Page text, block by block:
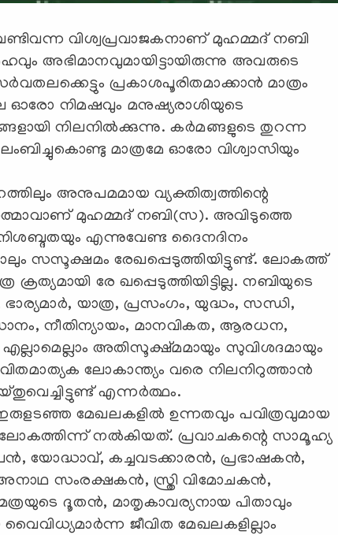
വിശ്വപ്രവാജകനാണ് മുഹമ്മദ് നബി
അഭിമാനവുമായിട്ടായിരുന്നു അവരുടെ
പ്രകാശപൂരിതമാക്കാന്‍ മാത്രം
ഓരോ നിമഷവും മനുഷ്യരാശിയുടെ
നിലനില്‍ക്കുന്നു. കര്‍മങ്ങളുടെ തുറന്ന
മാത്രമേ ഓരോ വിശ്വാസിയും
അനുപമമായ വ്യക്തിത്വത്തിന്റെ
മുഹമ്മദ് നബി(സ). അവിടുത്തെ
എന്നുവേണ്ട ദൈനദിനം
സസൂക്ഷമം രേഖപ്പെടുത്തിയിട്ടുണ്ട്. ലോകത്ത്
ക്രത്യമായി രേ ഖപ്പെടുത്തിയിട്ടില്ല. നബിയുടെ
യാത്ര, പ്രസംഗം, യുദ്ധം, സന്ധി,
നീതിന്യായം, മാനവികത, ആരധന,
അതിസൂക്ഷ്മമായും സുവിശദമായും
ലോകാന്ത്യം വരെ നിലനിറുത്താന്‍
എന്നര്‍ത്ഥം.
മേഖലകളില്‍ ഉന്നതവും പവിത്രവുമായ
നല്‍കിയത്. പ്രവാചകന്റെ സാമൂഹ്യ
യോദ്ധാവ്, കച്ചവടക്കാരന്‍, പ്രഭാഷകന്‍,
അനാഥ സംരക്ഷകന്‍, സ്ത്രി വിമോചകന്‍,
ദൂതന്‍, മാതൃകാവര്യനായ പിതാവും
ജീവിത മേഖലകളില്ലാം